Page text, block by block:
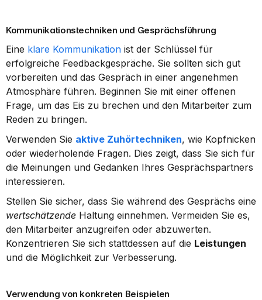
Kommunikationstechniken und Gesprächsführung
Eine klare Kommunikation ist der Schlüssel für
erfolgreiche Feedbackgespräche. Sie sollten sich gut
vorbereiten und das Gespräch in einer angenehmen
Atmosphäre führen. Beginnen Sie mit einer offenen
Frage, um das Eis zu brechen und den Mitarbeiter zum
Reden zu bringen.
Verwenden Sie aktive Zuhörtechniken, wie Kopfnicken
oder wiederholende Fragen. Dies zeigt, dass Sie sich für
die Meinungen und Gedanken Ihres Gesprächspartners
interessieren.
wertschätzende Haltung einnehmen. Vermeiden Sie es,
den Mitarbeiter anzugreifen oder abzuwerten.
Konzentrieren Sie sich stattdessen auf die Leistungen
und die Möglichkeit zur Verbesserung.
Verwendung von konkreten Beispielen